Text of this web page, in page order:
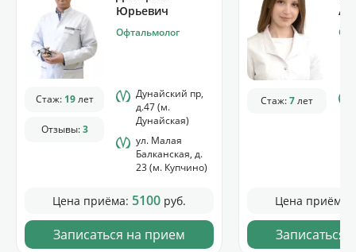
Юрьевич
Офтальмолог
Стаж: 19лет
Отзывы:3
Дунайский пр,
д.47 (м.
Дунайская)
ул. Малая
Балканская, д.
23 (м. Купчино)
Цена приёма: 5100 руб.
Записаться на прием
Стаж:7лет
Цена приёма:
Записаться